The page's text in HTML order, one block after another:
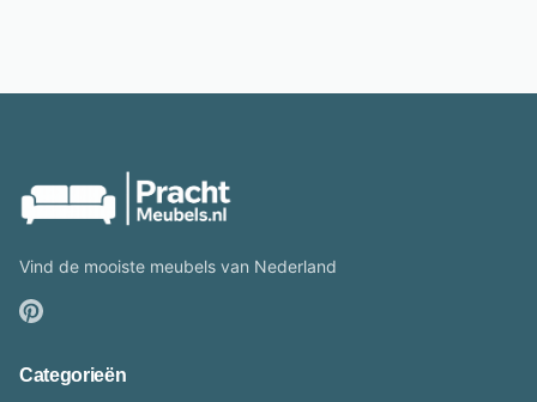
Vind de mooiste meubels van Nederland
Categorieën